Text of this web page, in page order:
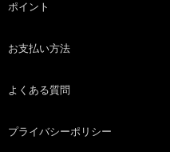
ポイント
お支払い方法
よくある質問
プライバシーポリシー